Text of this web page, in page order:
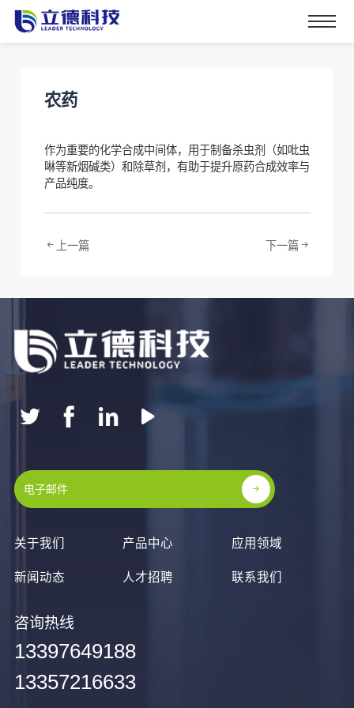
农药
作为重要的化学合成中间体，用于制备杀虫剂（如吡虫
啉等新烟碱类）和除草剂，有助于提升原药合成效率与
产品纯度。
上一篇 下一篇
关于我们 产品中心 应用领域
新闻动态 人才招聘 联系我们
咨询热线
13397649188
13357216633